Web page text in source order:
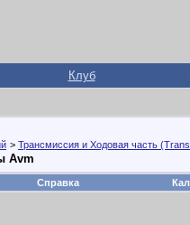
Клуб
> Трансмиссия и Ходовая часть
Avm
Справка